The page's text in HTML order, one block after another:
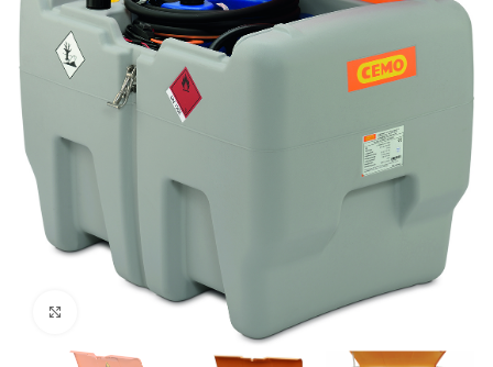
Cliquez pour agrandir